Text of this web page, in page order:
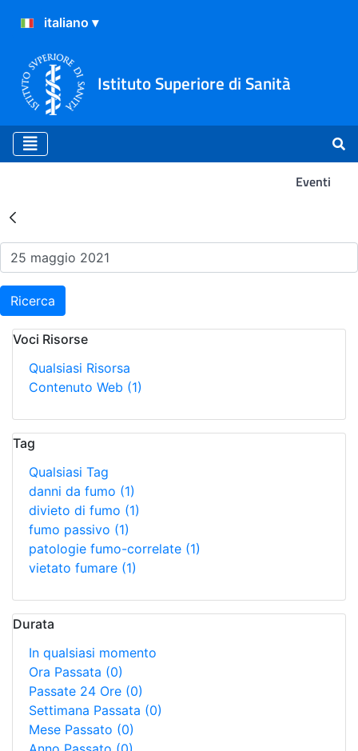
Istituto Superiore di Sanità
Eventi
Risultati della Ricerca -
Ricerca
Voci Risorse
Qualsiasi Risorsa
Contenuto Web (1)
Tag
Qualsiasi Tag
danni da fumo (1)
divieto di fumo (1)
fumo passivo (1)
patologie fumo-correlate (1)
vietato fumare (1)
Durata
In qualsiasi momento
Ora Passata (0)
Passate 24 Ore (0)
Settimana Passata (0)
Mese Passato (0)